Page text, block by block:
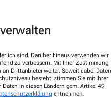
sind. Darüber hinaus verwenden wir
zu verbessern. Mit Ihrer Zustimmung
Drittanbieter weiter. Soweit dabei Daten
besteht, stimmen Sie mit Ihrer
in diesen Ländern gem. Artikel 49
entnehmen.